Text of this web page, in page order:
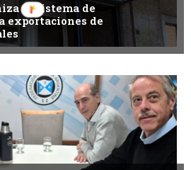
el sistema de
exportaciones de